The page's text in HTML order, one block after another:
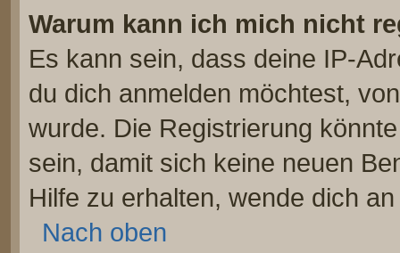
Warum kann ich mich nicht
Es kann sein, dass deine IP-
du dich anmelden möchtest,
wurde. Die Registrierung
sein, damit sich keine neuen
Hilfe zu erhalten, wende dich
Nach oben